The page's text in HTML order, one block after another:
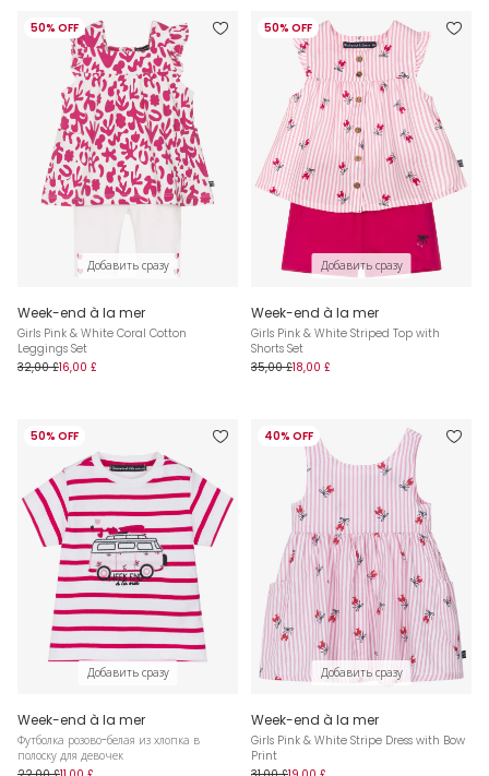
50% OFF
Добавить сразу
Week-end à la mer
Girls Pink & White Coral Cotton
Leggings Set
32,00 £16,00 £
50% OFF
Добавить сразу
Week-end à la mer
Girls Pink & White Striped Top with
Shorts Set
35,00 £18,00 £
50% OFF
Добавить сразу
Week-end à la mer
Футболка розово-белая из хлопка в
полоску для девочек
40% OFF
Добавить сразу
Week-end à la mer
Girls Pink & White Stripe Dress with Bow
Print